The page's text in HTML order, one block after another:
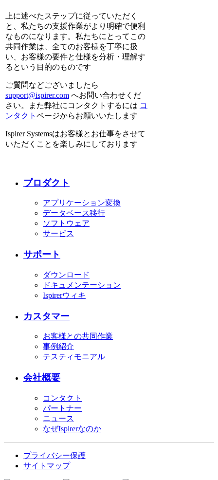
上に述べたステップに従っていただく
と、私たちの支援作業がより明確で便利
なものになります。私たちにとってこの
共同作業は、全てのお客様を丁寧に扱
い、お客様の要件と仕様を分析・理解す
るという目的のものです
ご質問などございましたら
support@ispirer.com へお問い合わせくだ
さい。また弊社にコンタクトするには コ
ンタクト ページからお願いいたします
Ispirer Systemsはお客様とお仕事をさせて
いただくことを楽しみにしております
プロダクト
アプリケーション変換
データベース移行
ソフトウェア
サービス
サポート
ダウンロード
ドキュメンテーション
Ispirerウィキ
カスタマー
お客様との共同作業
事例紹介
テスティモニアル
会社概要
コンタクト
パートナー
ニュース
なぜIspirerなのか
プライバシー保護
サイトマップ